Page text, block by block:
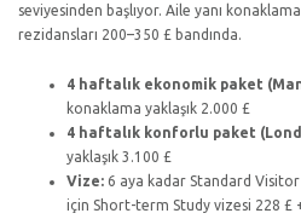
seviyesinden başlıyor. Aile yanı
rezidansları 200–350 £ bandında.
4 haftalık ekonomik paket
konaklama yaklaşık 2.000 £
4 haftalık konforlu paket
yaklaşık 3.100 £
Vize: 6 aya kadar Standard
için Short-term Study vizesi 228 £